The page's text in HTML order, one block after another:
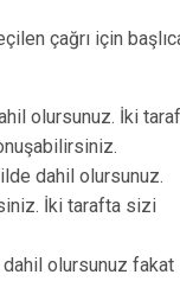
çağrı için
olursunuz. İki
dahil olursunuz.
İki tarafta sizi
dahil olursunuz fakat